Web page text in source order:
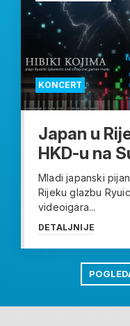
KONCERT
Japan u
HKD-u na
Mladi japanski
Rijeku glazbu
videoigara...
DETALJNIJE